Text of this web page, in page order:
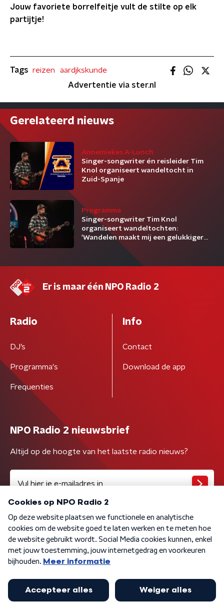
Jouw favoriete borrelfeitje vult de stilte op elk
partijtje!
Tags reizen
aardjkskunde
Advertentie via ster.nl
Gerelateerd nieuws
Annemiekes A-Lunch
Singer-songwriter én reisleider Tim
Knol organiseert wandeltocht in
Zuid-Spanje
Programma
Singer-songwriter Tim Knol
organiseert wandeltochten:
'Wandelen maakt mij een gelukkiger
Er is maar één NPO Radio 2
Radio
DJ’s
Programma's
Frequenties
Info
Contact
Download de app
NPO Radio 2 nieuwsbrief
Altijd op de hoogte van het laatste radio nieuws?
Algemene voorwaarden